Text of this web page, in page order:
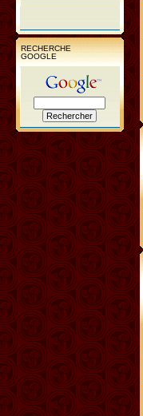
RECHERCHE
GOOGLE